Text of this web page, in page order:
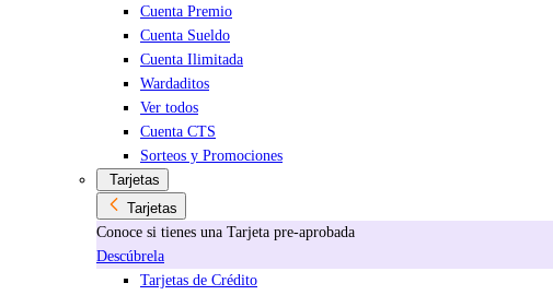
Cuenta Premio
Cuenta Sueldo
Cuenta Ilimitada
Wardaditos
Ver todos
Cuenta CTS
Sorteos y Promociones
Tarjetas
Tarjetas
Conoce si tienes una Tarjeta pre-aprobada
Descúbrela
Tarjetas de Crédito